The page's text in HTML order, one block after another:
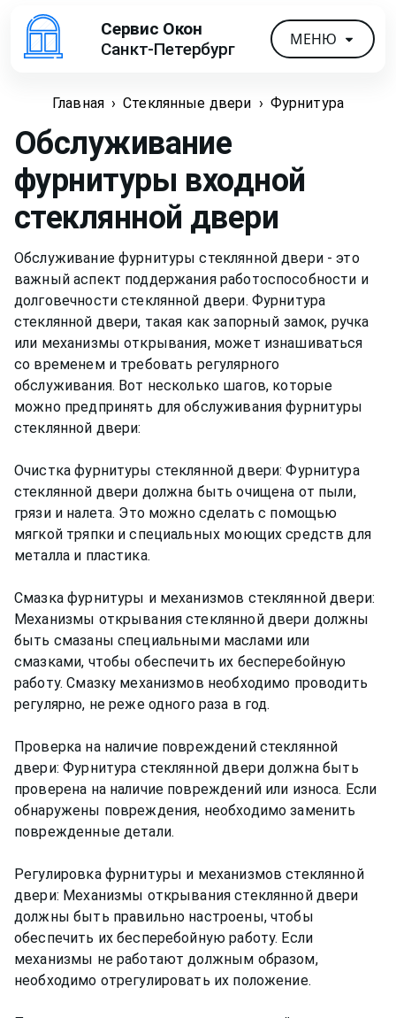
Сервис Окон
Санкт-Петербург
МЕНЮ
Главная › Стеклянные двери › Фурнитура
Обслуживание
фурнитуры входной
стеклянной двери
Обслуживание фурнитуры стеклянной двери - это
важный аспект поддержания работоспособности и
долговечности стеклянной двери. Фурнитура
стеклянной двери, такая как запорный замок, ручка
или механизмы открывания, может изнашиваться
со временем и требовать регулярного
обслуживания. Вот несколько шагов, которые
можно предпринять для обслуживания фурнитуры
стеклянной двери:
Очистка фурнитуры стеклянной двери: Фурнитура
стеклянной двери должна быть очищена от пыли,
грязи и налета. Это можно сделать с помощью
мягкой тряпки и специальных моющих средств для
металла и пластика.
Смазка фурнитуры и механизмов стеклянной двери:
Механизмы открывания стеклянной двери должны
быть смазаны специальными маслами или
смазками, чтобы обеспечить их бесперебойную
работу. Смазку механизмов необходимо проводить
регулярно, не реже одного раза в год.
Проверка на наличие повреждений стеклянной
двери: Фурнитура стеклянной двери должна быть
проверена на наличие повреждений или износа. Если
обнаружены повреждения, необходимо заменить
поврежденные детали.
Регулировка фурнитуры и механизмов стеклянной
двери: Механизмы открывания стеклянной двери
должны быть правильно настроены, чтобы
обеспечить их бесперебойную работу. Если
механизмы не работают должным образом,
необходимо отрегулировать их положение.